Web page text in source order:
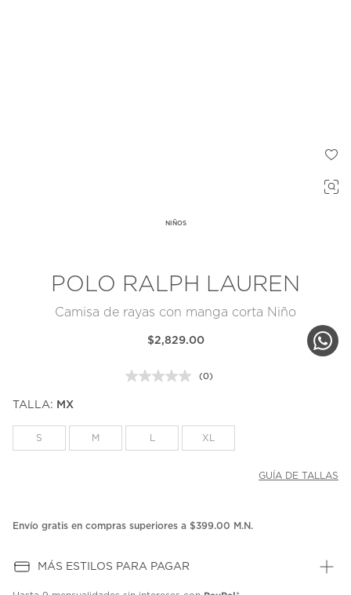
NIÑOS
POLO RALPH LAUREN
Camisa de rayas con manga corta Niño
$2,829.00
Sin
la
misma
(0)
TALLA: MX
S M XL
GUÍA DE TALLAS
Envío gratis en compras superiores a $399.00 M.N.
MÁS ESTILOS PARA PAGAR